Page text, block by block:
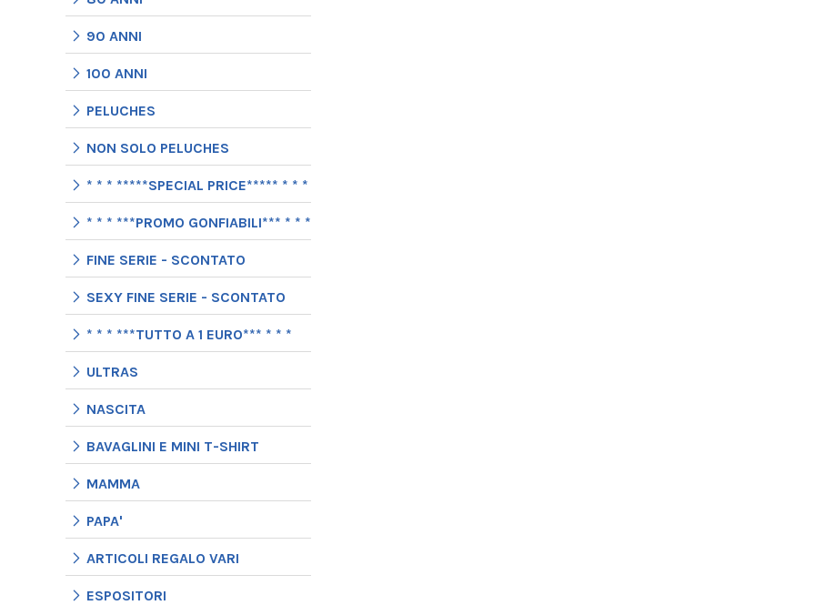
90 ANNI
100 ANNI
PELUCHES
NON SOLO PELUCHES
* * * *****SPECIAL PRICE***** * * *
* * * ***PROMO GONFIABILI*** * * *
FINE SERIE - SCONTATO
SEXY FINE SERIE - SCONTATO
* * * ***TUTTO A 1 EURO*** * * *
ULTRAS
NASCITA
BAVAGLINI E MINI T-SHIRT
MAMMA
PAPA'
ARTICOLI REGALO VARI
ESPOSITORI